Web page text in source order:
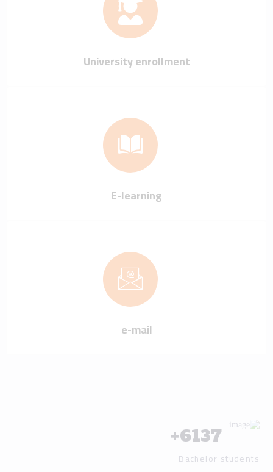
University enrollment
E-learning
e-mail
6137
+
Bachelor students